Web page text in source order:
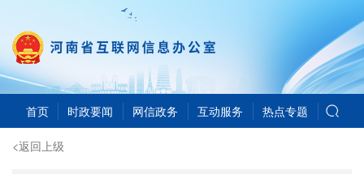
首页 时政要闻 网信政务 互动服务 热点专题
<返回上级